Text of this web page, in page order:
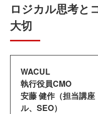
ロジカル思考と
大切
WACUL
執行役員CMO
安藤 健作（担当講
ル、SEO）